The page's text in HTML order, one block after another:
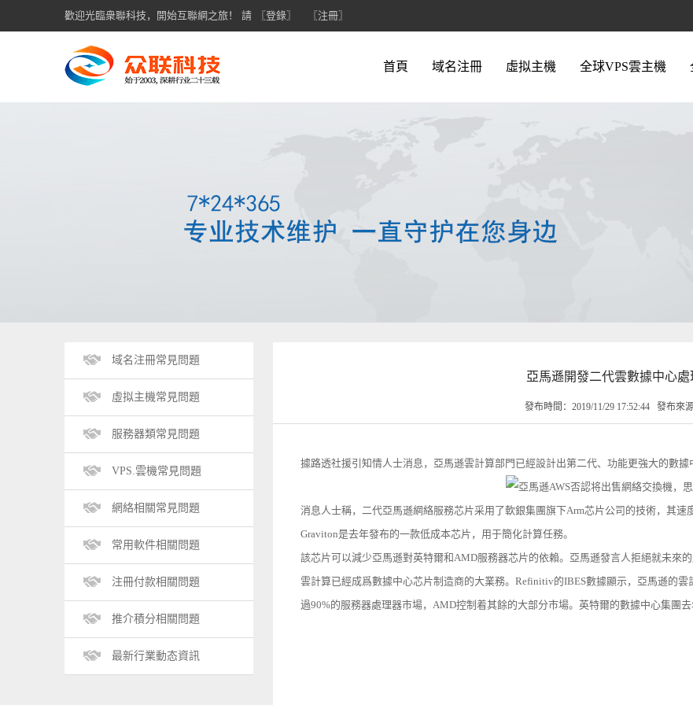
歡迎光臨衆聯科技，開始互聯網之旅！ 請 〖登錄〗 〖注冊〗
首頁 域名注冊 虛拟主機 全球VPS雲主機
域名注冊常見問題
虛拟主機常見問題
服務器類常見問題
VPS.雲機常見問題
網絡相關常見問題
常用軟件相關問題
注冊付款相關問題
推介積分相關問題
最新行業動态資訊
亞馬遜開發二代雲數據中心處
發布時間：2019/11/29 17:52:44 發布來
據路透社援引知情人士消息，亞馬遜雲計算部門已經設計出第二代、功能更強大的數據
消息人士稱，二代亞馬遜網絡服務芯片采用了軟銀集團旗下Arm芯片公司的技術，其速
Graviton是去年發布的一款低成本芯片，用于簡化計算任務。
該芯片可以減少亞馬遜對英特爾和AMD服務器芯片的依賴。亞馬遜發言人拒絕就未來
雲計算已經成爲數據中心芯片制造商的大業務。Refinitiv的IBES數據顯示，亞馬遜的
過90%的服務器處理器市場，AMD控制着其餘的大部分市場。英特爾的數據中心集團